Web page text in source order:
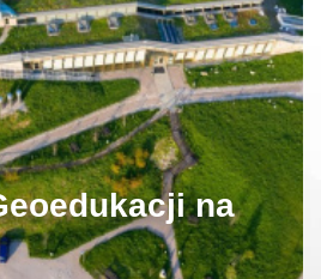
na